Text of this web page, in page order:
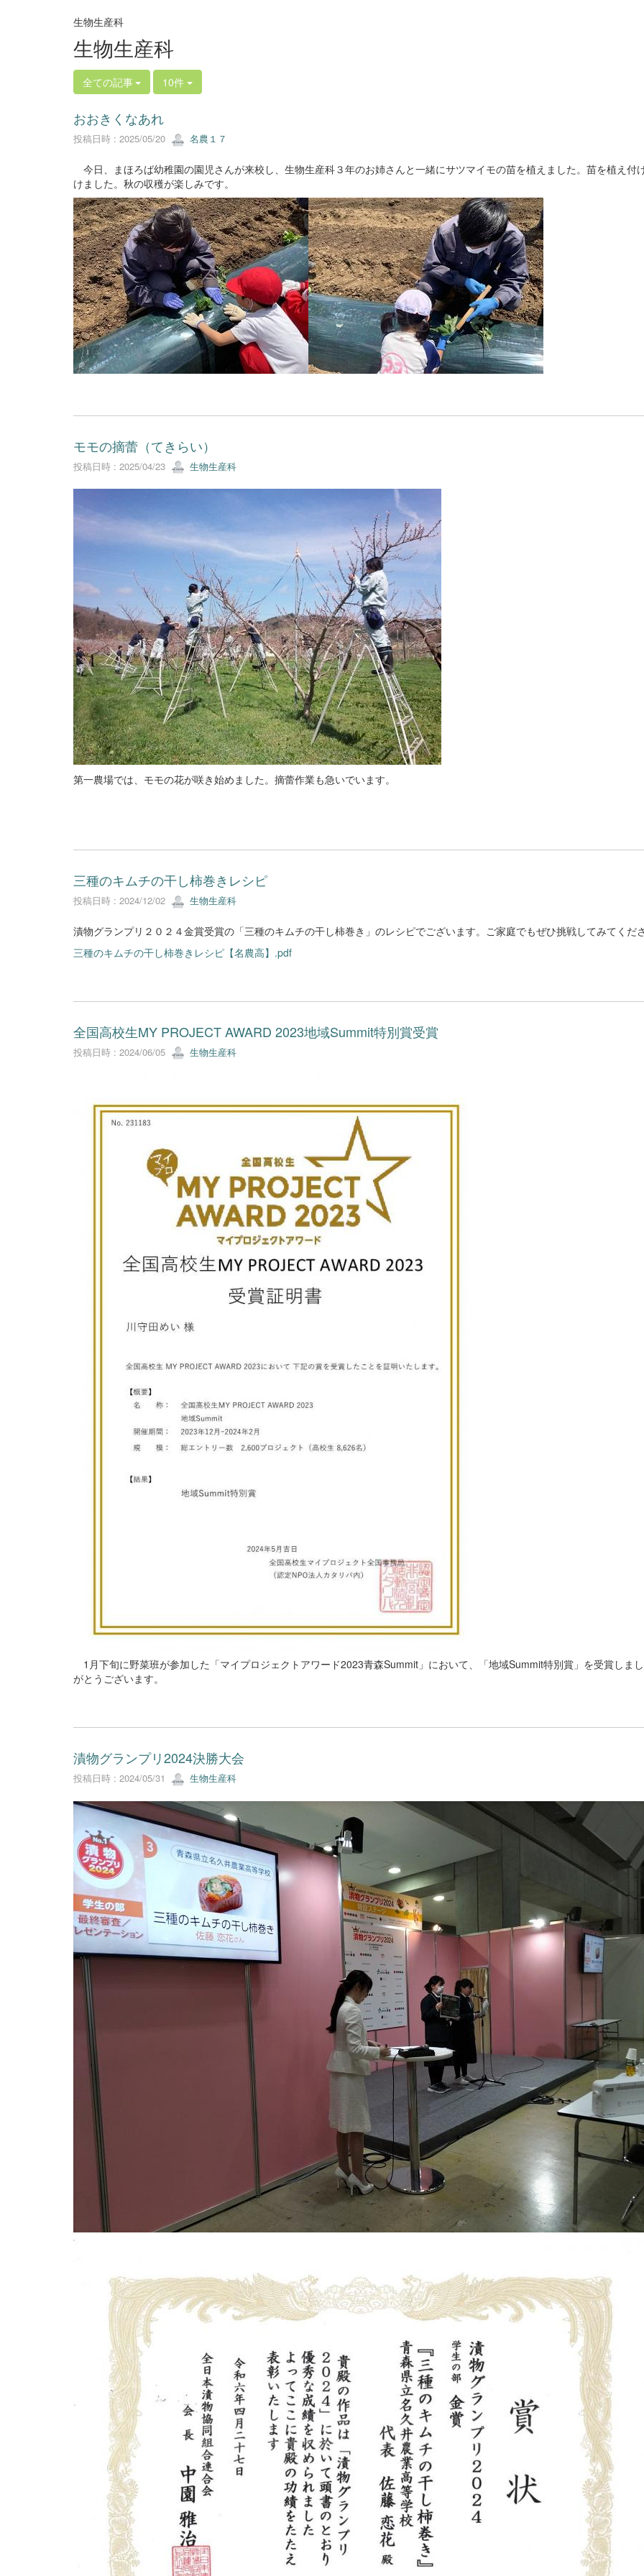
生物生産科
生物生産科
全ての記事 10件
おおきくなあれ
投稿日時 : 2025/05/20 名農１７
今日、まほろば幼稚園の園児さんが来校し、生物生産科３年のお姉さんと一緒にサツマイモの苗を植えました。苗を植え
けました。秋の収穫が楽しみです。
モモの摘蕾（てきらい）
投稿日時 : 2025/04/23 生物生産科
第一農場では、モモの花が咲き始めました。摘蕾作業も急いでいます。
三種のキムチの干し柿巻きレシピ
投稿日時 : 2024/12/02 生物生産科
漬物グランプリ２０２４金賞受賞の「三種のキムチの干し柿巻き」のレシピでございます。ご家庭でもぜひ挑戦してみてくだ
三種のキムチの干し柿巻きレシピ【名農高】.pdf
全国高校生MY PROJECT AWARD 2023地域Summit特別賞受賞
投稿日時 : 2024/06/05 生物生産科
1月下旬に野菜班が参加した「マイプロジェクトアワード2023青森Summit」において、「地域Summit特別賞」を受賞しま
がとうございます。
漬物グランプリ2024決勝大会
投稿日時 : 2024/05/31 生物生産科